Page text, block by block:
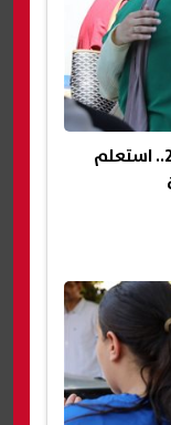
نتائج الثانوية العامة السورية 2026.. استعلم